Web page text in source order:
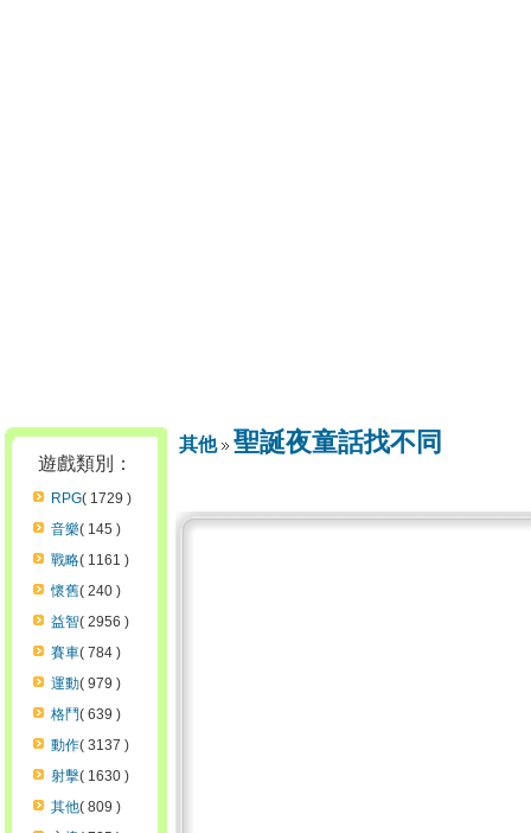
遊戲類別：
RPG( 1729 )
音樂( 145 )
戰略( 1161 )
懷舊( 240 )
益智( 2956 )
賽車( 784 )
運動( 979 )
格鬥( 639 )
動作( 3137 )
射擊( 1630 )
其他( 809 )
其他 聖誕夜童話找不同